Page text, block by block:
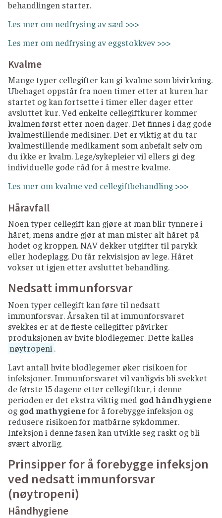
behandlingen starter.
Les mer om nedfrysing av sæd >>>
Les mer om nedfrysing av eggstokkvev >>>
Kvalme
Mange typer cellegifter kan gi kvalme som bivirkning.
Ubehaget oppstår fra noen timer etter at kuren har
startet og kan fortsette i timer eller dager etter
avsluttet kur. Ved enkelte cellegiftkurer kommer
kvalmen først etter noen dager. Det finnes i dag gode
kvalmestillende medisiner. Det er viktig at du tar
kvalmestillende medikament som anbefalt selv om
du ikke er kvalm. Lege/sykepleier vil ellers gi deg
individuelle gode råd for å mestre kvalme.
Les mer om kvalme ved cellegiftbehandling >>>
Håravfall
Noen typer cellegift kan gjøre at man blir tynnere i
håret, mens andre gjør at man mister alt håret på
hodet og kroppen. NAV dekker utgifter til parykk
eller hodeplagg. Du får rekvisisjon av lege. Håret
vokser ut igjen etter avsluttet behandling.
Nedsatt immunforsvar
Noen typer cellegift kan føre til nedsatt
immunforsvar. Årsaken til at immunforsvaret
svekkes er at de fleste cellegifter påvirker
produksjonen av hvite blodlegemer. Dette kalles
nøytropeni .
Lavt antall hvite blodlegemer øker risikoen for
infeksjoner. Immunforsvaret vil vanligvis bli svekket
de første 15 dagene etter cellegiftkur, i denne
perioden er det ekstra viktig med god håndhygiene
og god mathygienefor å forebygge infeksjon og
redusere risikoen for matbårne sykdommer.
Infeksjon i denne fasen kan utvikle seg raskt og bli
svært alvorlig.
Prinsipper for å forebygge infeksjon
ved nedsatt immunforsvar
(nøytropeni)
Håndhygiene